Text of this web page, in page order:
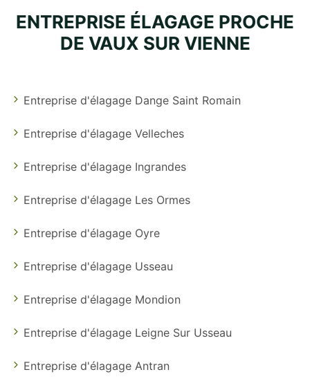
ENTREPRISE ÉLAGAGE PROCHE
DE VAUX SUR VIENNE
Entreprise d'élagage Dange Saint Romain
Entreprise d'élagage Velleches
Entreprise d'élagage Ingrandes
Entreprise d'élagage Les Ormes
Entreprise d'élagage Oyre
Entreprise d'élagage Usseau
Entreprise d'élagage Mondion
Entreprise d'élagage Leigne Sur Usseau
Entreprise d'élagage Antran